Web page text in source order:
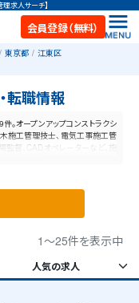
求人サーチ】
会員登録（無料）
東京都
江東区
転職情報
。オープンアップコンストラクシ
施工管理技士、電気工事施工管
督、CADオペレーターなど、施
トです。【毎日更新】業界最高
1〜25件を表示中